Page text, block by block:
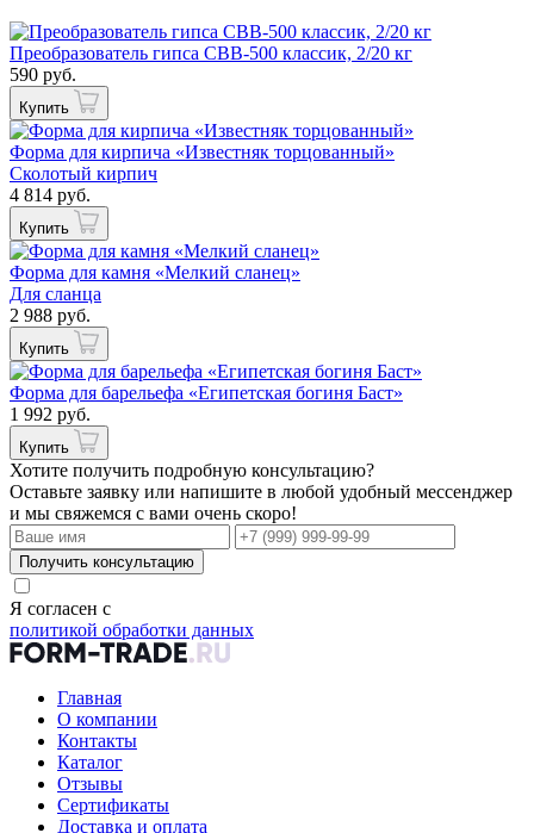
Преобразователь гипса СВВ-500 классик, 2/20 кг
590 руб.
Купить
Форма для кирпича «Известняк торцованный»
Сколотый кирпич
4 814 руб.
Купить
Форма для камня «Мелкий сланец»
Для сланца
2 988 руб.
Купить
Форма для барельефа «Египетская богиня Баст»
1 992 руб.
Купить
Хотите получить подробную консультацию?
Оставьте заявку или напишите в любой удобный мессенджер
и мы свяжемся с вами очень скоро!
Получить консультацию
Я согласен с
политикой обработки данных
Главная
О компании
Контакты
Каталог
Отзывы
Сертификаты
Доставка и оплата